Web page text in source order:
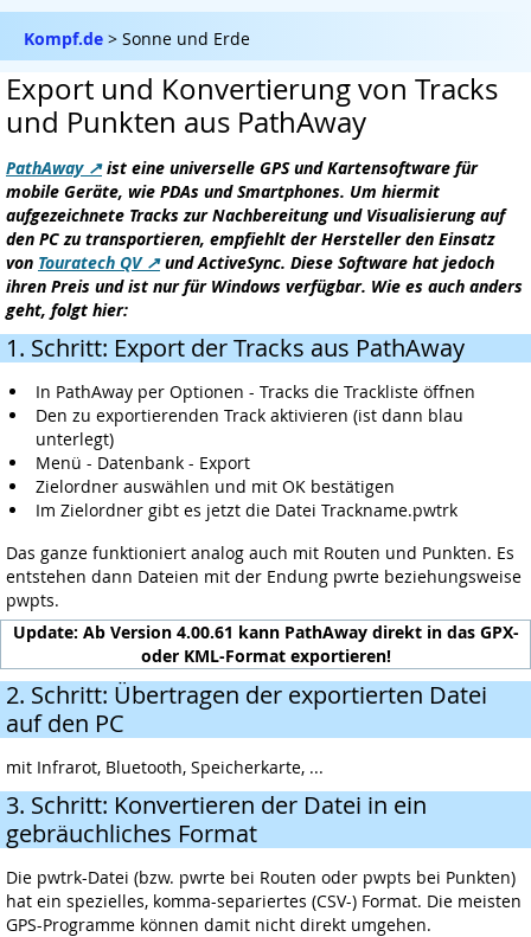
Kompf.de > Sonne und Erde
Export und Konvertierung von Tracks
und Punkten aus PathAway
PathAway
ist eine universelle GPS und Kartensoftware für
mobile Geräte, wie PDAs und Smartphones. Um hiermit
aufgezeichnete Tracks zur Nachbereitung und Visualisierung auf
den PC zu transportieren, empfiehlt der Hersteller den Einsatz
von Touratech QV
und ActiveSync. Diese Software hat jedoch
ihren Preis und ist nur für Windows verfügbar. Wie es auch anders
geht, folgt hier:
1. Schritt: Export der Tracks aus PathAway
In PathAway per Optionen - Tracks die Trackliste öffnen
Den zu exportierenden Track aktivieren (ist dann blau
unterlegt)
Menü - Datenbank - Export
Zielordner auswählen und mit OK bestätigen
Im Zielordner gibt es jetzt die Datei Trackname.pwtrk
Das ganze funktioniert analog auch mit Routen und Punkten. Es
entstehen dann Dateien mit der Endung pwrte beziehungsweise
pwpts.
Update: Ab Version 4.00.61 kann PathAway direkt in das GPX-
oder KML-Format exportieren!
2. Schritt: Übertragen der exportierten Datei
auf den PC
mit Infrarot, Bluetooth, Speicherkarte, ...
3. Schritt: Konvertieren der Datei in ein
gebräuchliches Format
Die pwtrk-Datei (bzw. pwrte bei Routen oder pwpts bei Punkten)
hat ein spezielles, komma-separiertes (CSV-) Format. Die meisten
GPS-Programme können damit nicht direkt umgehen.